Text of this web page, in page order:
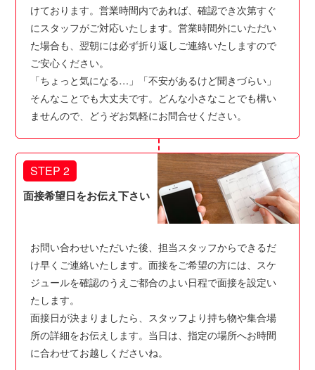
けております。営業時間内であれば、確認でき次第すぐ
にスタッフがご対応いたします。営業時間外にいただい
た場合も、翌朝には必ず折り返しご連絡いたしますので
ご安心ください。
「ちょっと気になる…」「不安があるけど聞きづらい」
そんなことでも大丈夫です。どんな小さなことでも構い
ませんので、どうぞお気軽にお問合せください。
STEP 2
面接希望日をお伝え下さい
お問い合わせいただいた後、担当スタッフからできるだ
け早くご連絡いたします。面接をご希望の方には、スケ
ジュールを確認のうえご都合のよい日程で面接を設定い
たします。
面接日が決まりましたら、スタッフより持ち物や集合場
所の詳細をお伝えします。当日は、指定の場所へお時間
に合わせてお越しくださいね。